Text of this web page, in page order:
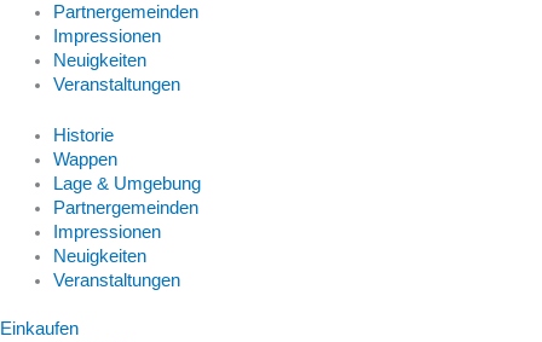
Partnergemeinden
Impressionen
Neuigkeiten
Veranstaltungen
Historie
Wappen
Lage & Umgebung
Partnergemeinden
Impressionen
Neuigkeiten
Veranstaltungen
Einkaufen